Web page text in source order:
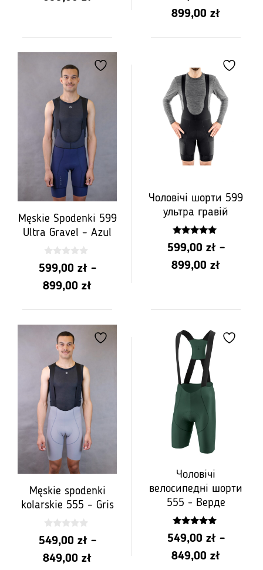
PLN
599,00
PLN
899,00
899,00 zł
PLN
599,00
до
PLN
Męskie Spodenki 599
Ultra Gravel – Azul
0
z
599,00 zł –
899,00 złДіапазон
PLN
899,00
Чоловічі шорти 599
ультра гравій
4.93
z 5
599,00 zł –
899,00 zł
599,00
Męskie spodenki
kolarskie 555 – Gris
0
z
549,00 zł –
849,00 złДіапазон
Чоловічі
велосипедні шорти
555 - Верде
5.00
z 5
549,00 zł –
849,00 zł